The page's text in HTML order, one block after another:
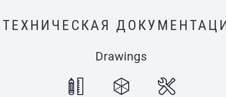
ТЕХНИЧЕСКАЯ
Drawings